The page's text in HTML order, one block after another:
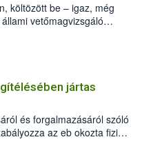
költözött be – igaz, még
vetőmagvizsgáló
Czigler Győző által
jártas
és forgalmazásáról szóló
az eb okozta fizikai
felmerülő
eb tartását és annak